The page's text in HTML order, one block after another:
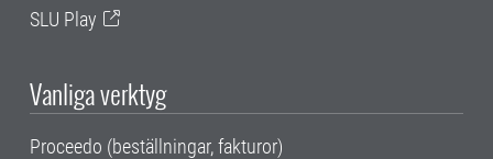
SLU Play
Vanliga verktyg
Proceedo (beställningar, fakturor)